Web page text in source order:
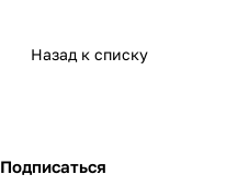
Назад к списку
Подписаться